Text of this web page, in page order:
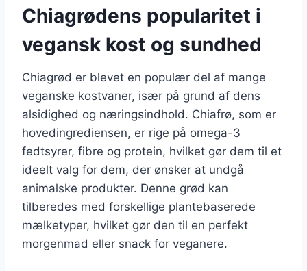
Chiagrødens popularitet i
vegansk kost og sundhed
Chiagrød er blevet en populær del af mange
veganske kostvaner, især på grund af dens
alsidighed og næringsindhold. Chiafrø, som er
hovedingrediensen, er rige på omega-3
fedtsyrer, fibre og protein, hvilket gør dem til et
ideelt valg for dem, der ønsker at undgå
animalske produkter. Denne grød kan
tilberedes med forskellige plantebaserede
mælketyper, hvilket gør den til en perfekt
morgenmad eller snack for veganere.